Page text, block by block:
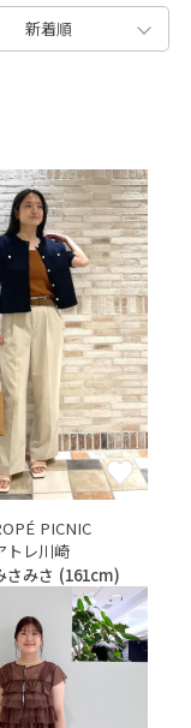
新着順
PICNIC
トレ川崎
さみさ (161cm)